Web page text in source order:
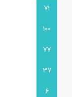
71
100
77
37
6